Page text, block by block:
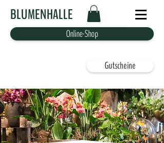
BLUMENHALLE
Online-Shop
Gutscheine